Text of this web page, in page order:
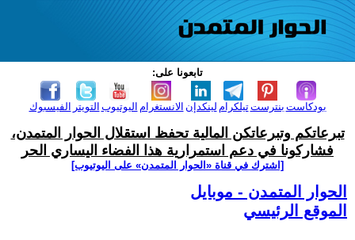
تابعونا على:
الفيسبوك التويتر اليوتيوب الانستغرام لينكدإن تيلكرامبنترست بودكاست
تبرعاتكم وتبرعاتكن المالية تحفظ استقلال الحوار المتمدن،
فشاركونا في دعم استمرارية هذا الفضاء اليساري الحر
[اشترك في قناة ‫«الحوار المتمدن» على اليوتيوب]
الحوار المتمدن - موبايل
الموقع الرئيسي